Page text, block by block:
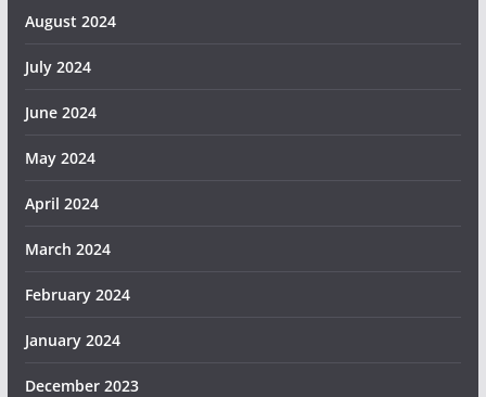
August 2024
July 2024
June 2024
May 2024
April 2024
March 2024
February 2024
January 2024
December 2023